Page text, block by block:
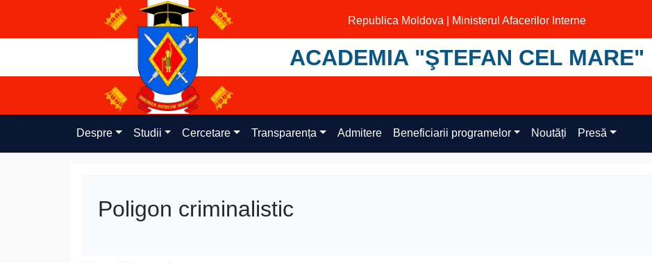
content
Republica Moldova | Ministerul Afacerilor Interne
ACADEMIA "ŞTEFAN CEL MARE"
Despre Studii Cercetare Transparența Admitere Beneficiarii programelor Noutăți Presă
Poligon criminalistic